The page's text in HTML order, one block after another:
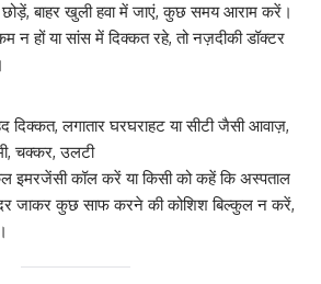
बाहर खुली हवा में जाएं, कुछ समय आराम करें।
न हों या सांस में दिक्कत रहे, तो नज़दीकी डॉक्टर
लगातार घरघराहट या सीटी जैसी आवाज़,
चक्कर, उलटी
इमरजेंसी कॉल करें या किसी को कहें कि अस्पताल
जाकर कुछ साफ करने की कोशिश बिल्कुल न करें,